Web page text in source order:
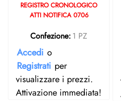
REGISTRO CRONOLOGICO
ATTI NOTIFICA 0706
Confezione: 1 PZ
Accedi o
Registrati per
visualizzare i prezzi.
Attivazione immediata!